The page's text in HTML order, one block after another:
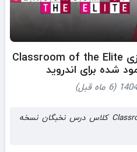
دانلود بازی Classroom of the Elite
Classroom of the Elite v1.0.3 Mod کلاس درس نخبگان نسخه